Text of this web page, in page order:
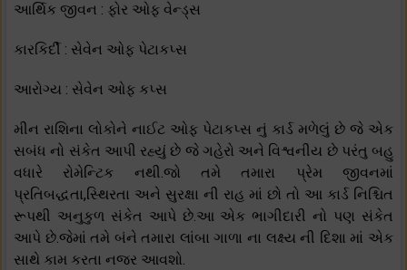
આર્થિક જીવન : ફોર ઓફ વેન્ડ્સ
કારકિર્દી : સેવેન ઓફ પેટાકપ્સ
આરોગ્ય : સેવેન ઓફ કપ્સ
મીન રાશિના લોકોને નાઈટ ઓફ પેટાકપ્સ નું કાર્ડ મળેલું છે જે એક
સબંધ નો સંકેત આપી રહ્યું છે જે ગહેરો અને વિશ્વનીય છે પરંતુ બહુ
વધારે રોમેન્ટિક નથી.જો તમે તમારા પ્રેમ જીવનમાં
પ્રતિબદ્ધતા,સ્થિરતા અને સુરક્ષા ની રાહ માં છો તો આ કાર્ડ નિશ્ચિત
રૂપથી અનુકુળ સંકેત આપે છે.આ એક ભાગીદારી નો પણ સંકેત
આપે છે.જેમાં તમે બંને તમારા લાંબા ગાળા ના લક્ષ્ય ની દિશા માં એક
સાથે કામ કરતા નજર આવશો.